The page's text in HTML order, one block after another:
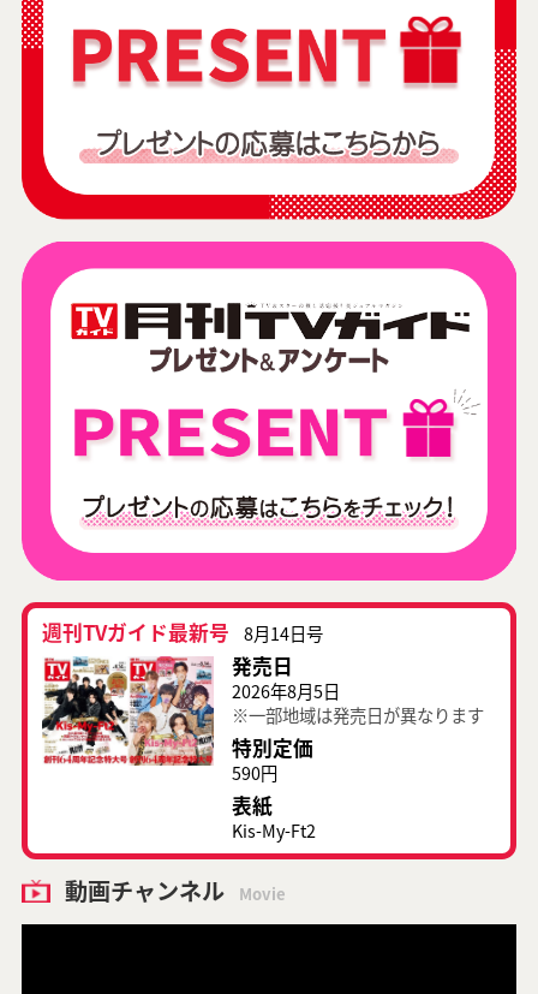
週刊TVガイド最新号 8月14日号
発売日
2026年8月5日
※一部地域は発売日が異なります
特別定価
590円
表紙
Kis-My-Ft2
動画チャンネル Movie